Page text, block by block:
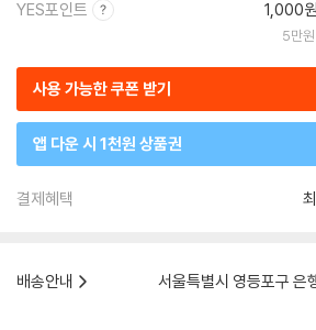
YES포인트 1,000
5만
사용 가능한 쿠폰 받기
앱 다운 시 1천원 상품권
결제혜택
배송안내
서울특별시 영등포구 은